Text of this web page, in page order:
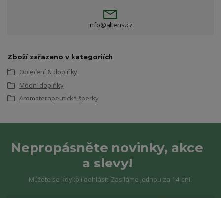
info@altens.cz
Zboží zařazeno v kategoriích
Oblečení & doplňky
Módní doplňky
Aromaterapeutické šperky
Nepropásněte novinky, akce
a slevy!
Můžete se kdykoli odhlásit. Zasíláme jednou za 14 dní.